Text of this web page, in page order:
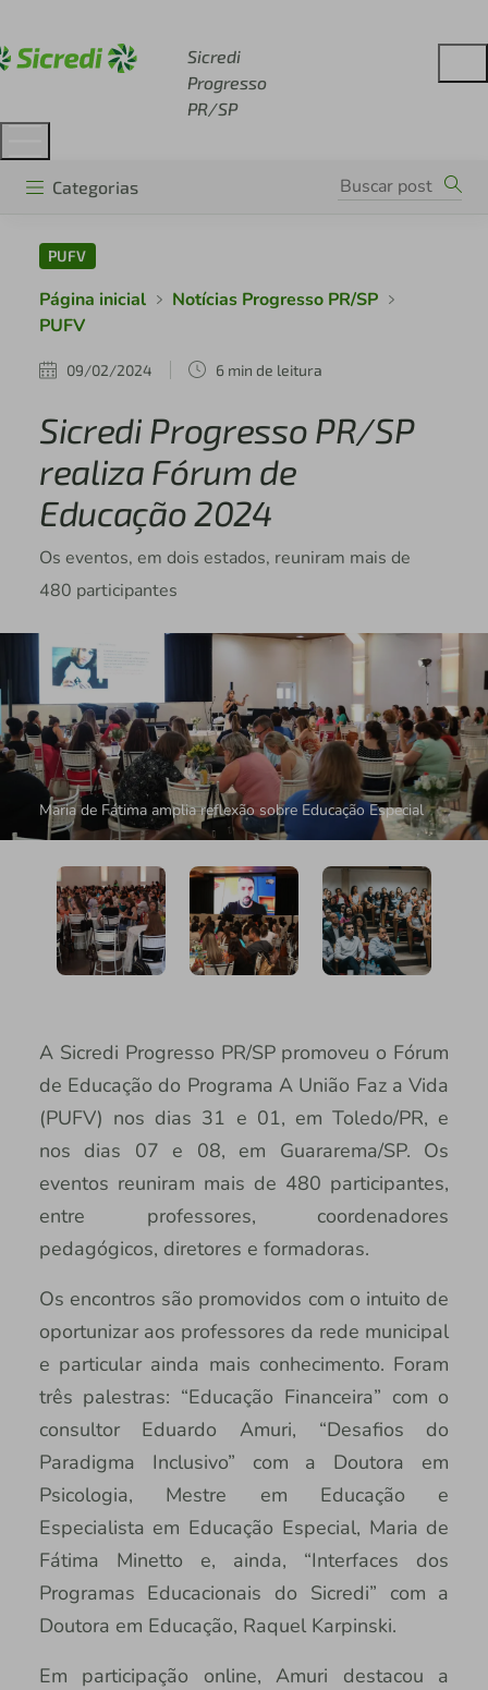
Sicredi
Progresso
PR/SP
Categorias
PUFV
Página inicial
Notícias Progresso PR/SP
PUFV
09/02/2024 6 min de leitura
Sicredi Progresso PR/SP
realiza Fórum de
Educação 2024
Os eventos, em dois estados, reuniram mais de
480 participantes
Maria de Fátima amplia reflexão sobre Educação Especial
A Sicredi Progresso PR/SP promoveu o Fórum
de Educação do Programa A União Faz a Vida
(PUFV) nos dias 31 e 01, em Toledo/PR, e
nos dias 07 e 08, em Guararema/SP. Os
eventos reuniram mais de 480 participantes,
entre professores, coordenadores
pedagógicos, diretores e formadoras.
Os encontros são promovidos com o intuito de
oportunizar aos professores da rede municipal
e particular ainda mais conhecimento. Foram
três palestras: “Educação Financeira” com o
consultor Eduardo Amuri, “Desafios do
Paradigma Inclusivo” com a Doutora em
Psicologia, Mestre em Educação e
Especialista em Educação Especial, Maria de
Fátima Minetto e, ainda, “Interfaces dos
Programas Educacionais do Sicredi” com a
Doutora em Educação, Raquel Karpinski.
Em participação online, Amuri destacou a